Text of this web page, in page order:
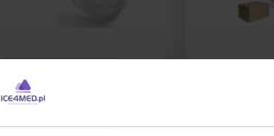
na gumkę kolor biały 20
szt